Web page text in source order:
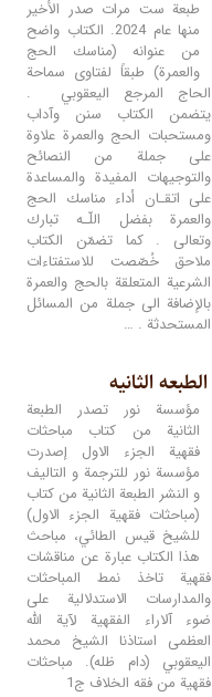
طبعة ست مرات صدر الأخير
منها عام 2024. الكتاب واضح
من عنوانه (مناسك الحج
والعمرة) طبقاً لفتاوى سماحة
الحاج المرجع اليعقوبي .
يتضمن الكتاب سنن وآداب
ومستحبات الحج والعمرة علاوة
على جملة من النصائح
والتوجيهات المفيدة والمساعدة
على اتقـان أداء مناسك الحج
والعمرة بفضل اللّـه تبارك
وتعالى . كما تضمّن الكتاب
ملاحق خُصّصت للاستفتاءات
الشرعية المتعلقة بالحج والعمرة
بالإضافة الى جملة من المسائل
المستحدثة . …
مؤسسة نور تصدر الطبعة
الثانية من كتاب مباحثات
فقهية الجزء الاول إصدرت
مؤسسة نور للترجمة و التاليف
و النشر الطبعة الثانية من كتاب
(مباحثات فقهیة الجزء الاول)
للشيخ قيس الطائي، مباحث
هذا الكتاب عبارة عن مناقشات
فقهية تاخذ نمط المباحثات
والمدارسات الاستدلالية علی
ضوء آلاراء الفقهية لآية الله
العظمى استاذنا الشيخ محمد
اليعقوبي (دام ظله). مباحثات
فقهية من فقه الخلاف ج1